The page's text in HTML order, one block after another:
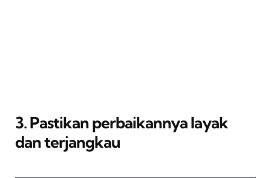
3. Pastikan perbaikannya layak
dan terjangkau